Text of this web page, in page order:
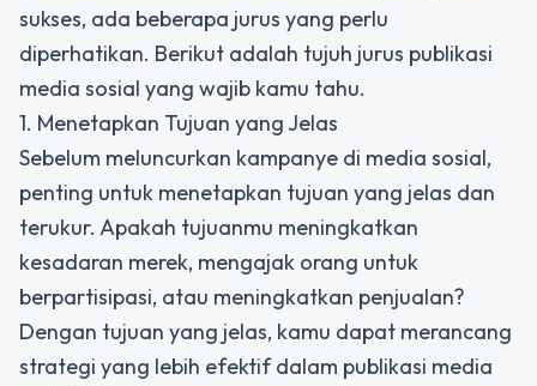
sukses, ada beberapa jurus yang perlu
diperhatikan. Berikut adalah tujuh jurus publikasi
media sosial yang wajib kamu tahu.
1. Menetapkan Tujuan yang Jelas
Sebelum meluncurkan kampanye di media sosial,
penting untuk menetapkan tujuan yang jelas dan
terukur. Apakah tujuanmu meningkatkan
kesadaran merek, mengajak orang untuk
berpartisipasi, atau meningkatkan penjualan?
Dengan tujuan yang jelas, kamu dapat merancang
strategi yang lebih efektif dalam publikasi media